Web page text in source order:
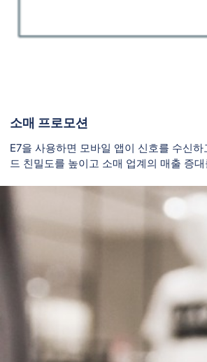
소매 프로모션
E7을 사용하면 모바일 앱이 신호를 수신
드 친밀도를 높이고 소매 업계의 매출 증